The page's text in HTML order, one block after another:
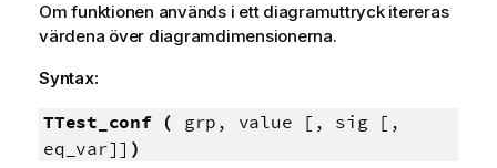
Om funktionen används i ett diagramuttryck itereras
värdena över diagramdimensionerna.
Syntax:
TTest_conf ( grp, value [, sig [,
eq_var]] )